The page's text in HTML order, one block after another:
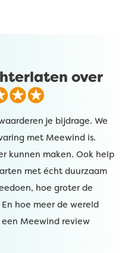
over
je bijdrage. We
met Meewind is.
kunnen maken. Ook help
met écht duurzaam
hoe groter de
hoe meer de wereld
Meewind review